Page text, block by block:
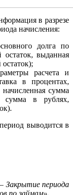
в разрезе
начисления:
долга по
выданная
расчета и
в процентах,
начисленная сумма
сумма в рублях,
выводится в
Закрытие периода
по займам».